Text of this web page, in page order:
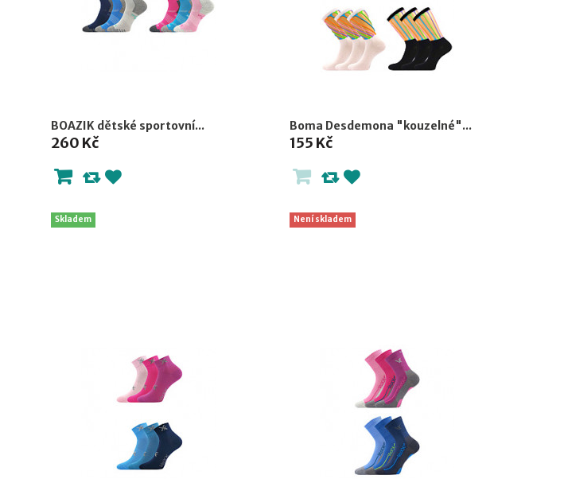
BOAZIK dětské sportovní...
260 Kč
Skladem
Boma Desdemona "kouzelné"...
155 Kč
Není skladem